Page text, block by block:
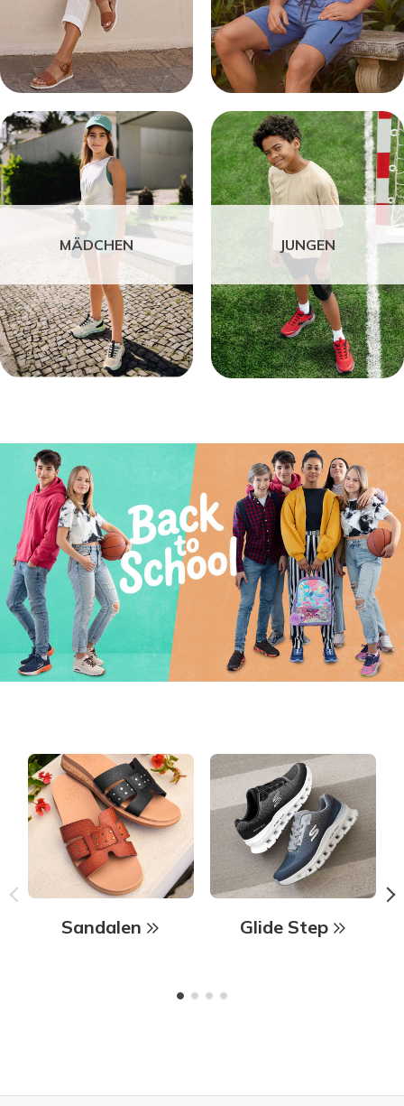
MÄDCHEN JUNGEN
Sandalen Glide Step